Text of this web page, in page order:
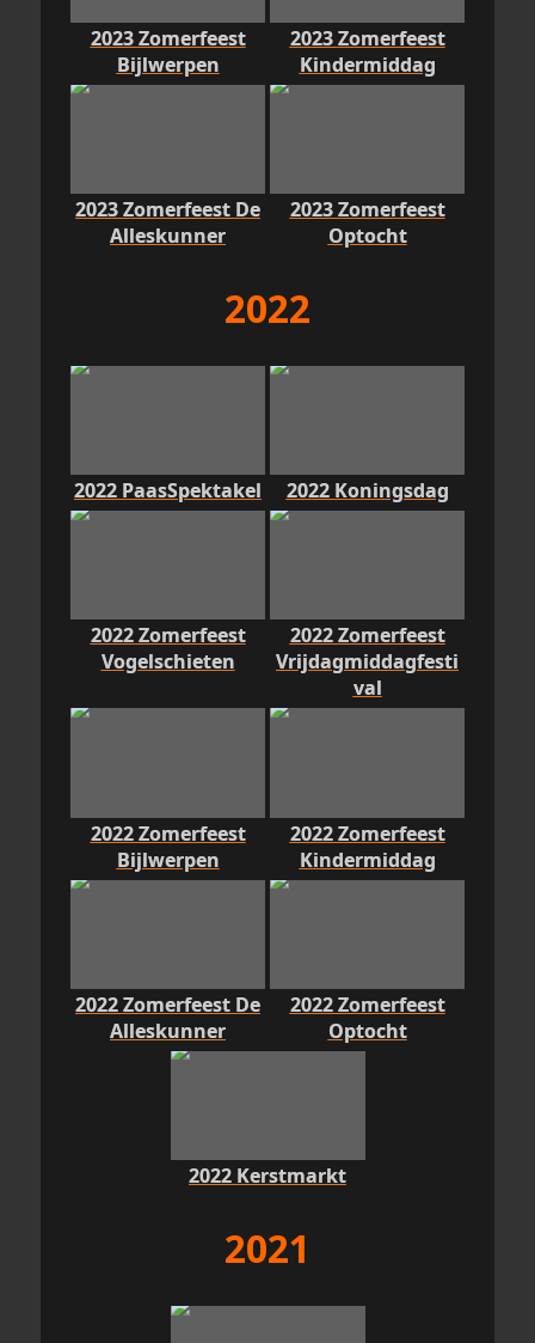
2023 Zomerfeest
Bijlwerpen
2023 Zomerfeest
Kindermiddag
2023 Zomerfeest De
Alleskunner
2023 Zomerfeest
Optocht
2022
2022 PaasSpektakel 2022 Koningsdag
2022 Zomerfeest
Vogelschieten
2022 Zomerfeest
Vrijdagmiddagfesti
val
2022 Zomerfeest
Bijlwerpen
2022 Zomerfeest
Kindermiddag
2022 Zomerfeest De
Alleskunner
2022 Zomerfeest
Optocht
2022 Kerstmarkt
2021